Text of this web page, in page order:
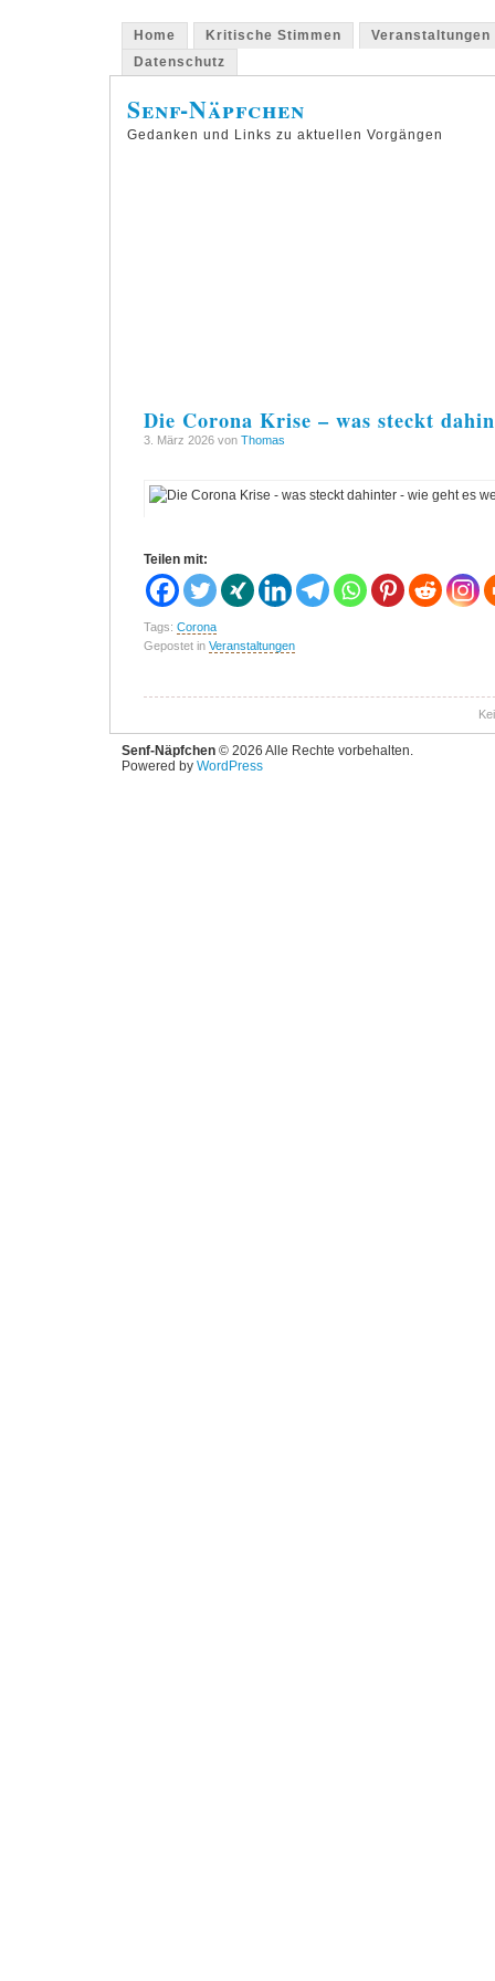
Home Kritische Stimmen
Veranstaltungen
Datenschutz
Senf-Näpfchen
Gedanken und Links zu aktuellen Vorgängen
Die Corona Krise – was steckt
3. März 2026 von Thomas
Teilen mit:
Tags: Corona
Gepostet in Veranstaltungen
Senf-Näpfchen © 2026 Alle Rechte vorbehalten.
Powered by WordPress